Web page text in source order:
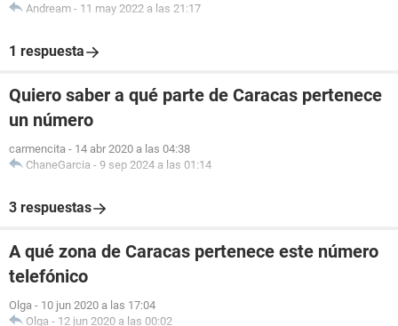
Andream - 11 may 2022 a las 21:17
1 respuesta
Quiero saber a qué parte de Caracas pertenece
un número
carmencita - 14 abr 2020 a las 04:38
ChaneGarcia - 9 sep 2024 a las 01:14
3 respuestas
A qué zona de Caracas pertenece este número
telefónico
Olga - 10 jun 2020 a las 17:04
Olga - 12 jun 2020 a las 00:02